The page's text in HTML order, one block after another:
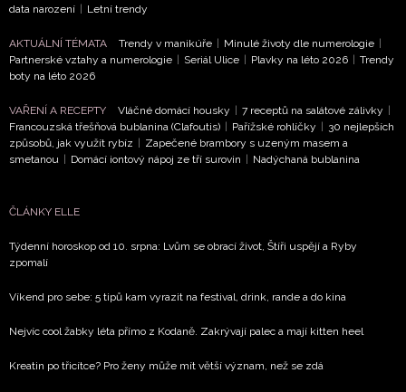
data narození | Letní trendy
AKTUÁLNÍ TÉMATA Trendy v manikúře | Minulé životy dle numerologie |
Partnerské vztahy a numerologie | Seriál Ulice | Plavky na léto 2026 | Trendy
boty na léto 2026
VAŘENÍ A RECEPTY Vláčné domácí housky | 7 receptů na salátové zálivky |
Francouzská třešňová bublanina (Clafoutis) | Pařížské rohlíčky | 30 nejlepších
způsobů, jak využít rybíz | Zapečené brambory s uzeným masem a
smetanou | Domácí iontový nápoj ze tří surovin | Nadýchaná bublanina
ČLÁNKY ELLE
Týdenní horoskop od 10. srpna: Lvům se obrací život, Štíři uspějí a Ryby
zpomalí
Víkend pro sebe: 5 tipů kam vyrazit na festival, drink, rande a do kina
Nejvíc cool žabky léta přímo z Kodaně. Zakrývají palec a mají kitten heel
Kreatin po třicítce? Pro ženy může mít větší význam, než se zdá